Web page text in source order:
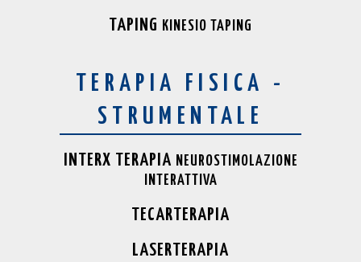
TAPING KINESIO TAPING
TERAPIA FISICA -
STRUMENTALE
INTERX TERAPIA NEUROSTIMOLAZIONE
INTERATTIVA
TECARTERAPIA
LASERTERAPIA